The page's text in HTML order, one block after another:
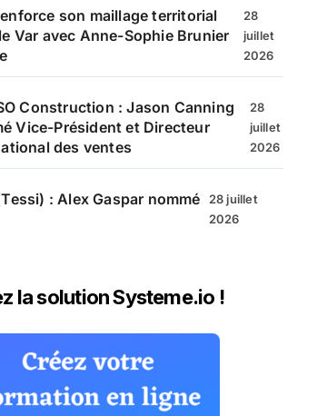
son maillage territorial
Var avec Anne-Sophie Brunier
28
juillet
2026
Construction : Jason Canning
Vice-Président et Directeur
des ventes
28
juillet
2026
: Alex Gaspar nommé
28 juillet
2026
la solution Systeme.io !